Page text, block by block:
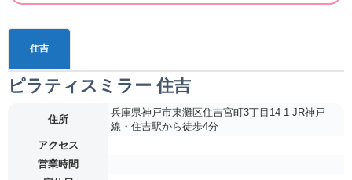
住吉
ピラティスミラー 住吉
住所
兵庫県神戸市東灘区住吉宮町3丁目14-1 JR神戸
線・住吉駅から徒歩4分
アクセス
営業時間